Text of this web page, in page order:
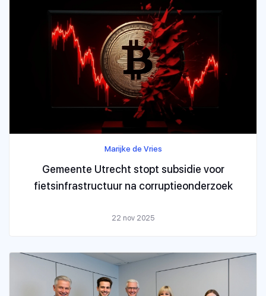
Marijke de Vries
Gemeente Utrecht stopt subsidie voor
fietsinfrastructuur na corruptieonderzoek
22 nov 2025